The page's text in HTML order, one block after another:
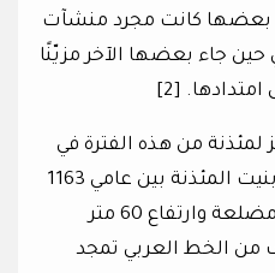
بعضها كانت مجرد منشآت
جاء بعضها الآخر مزيّنًا
[2]
لمئذنة من هذه الفترة في
جام غرب أفغانستان، حيث بنيت المئذنة بين عامي 1163
و1203م. احتوت على قاعدة مضلعة وارتفاع 60 متر
من الخط العربي تمجد